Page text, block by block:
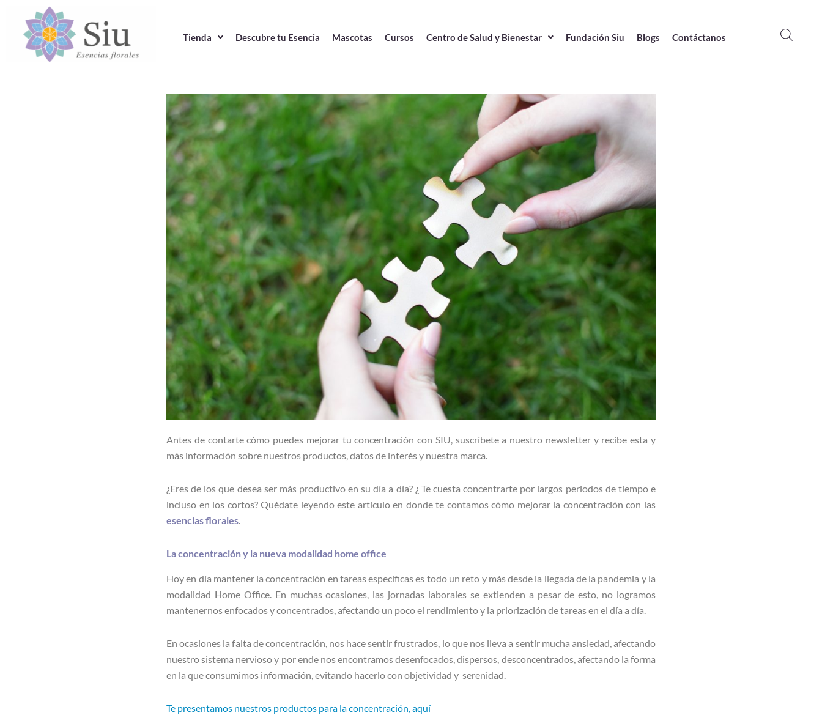
contenido
Tienda Descubre tu Esencia Mascotas Cursos Centro de Salud y Bienestar Fundación Siu Blogs Contáctanos
Antes de contarte cómo puedes mejorar tu concentración con SIU, suscríbete a nuestro newsletter y recibe esta y
más información sobre nuestros productos, datos de interés y nuestra marca.
¿Eres de los que desea ser más productivo en su día a día? ¿ Te cuesta concentrarte por largos periodos de tiempo e
incluso en los cortos? Quédate leyendo este artículo en donde te contamos cómo mejorar la concentración con las
esencias florales.
La concentración y la nueva modalidad home office
Hoy en día mantener la concentración en tareas específicas es todo un reto y más desde la llegada de la pandemia y la
modalidad Home Office. En muchas ocasiones, las jornadas laborales se extienden a pesar de esto, no logramos
mantenernos enfocados y concentrados, afectando un poco el rendimiento y la priorización de tareas en el día a día.
En ocasiones la falta de concentración, nos hace sentir frustrados, lo que nos lleva a sentir mucha ansiedad, afectando
nuestro sistema nervioso y por ende nos encontramos desenfocados, dispersos, desconcentrados, afectando la forma
en la que consumimos información, evitando hacerlo con objetividad y serenidad.
Te presentamos nuestros productos para la concentración, aquí